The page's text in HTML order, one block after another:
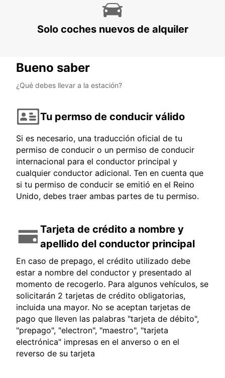
Solo coches nuevos de alquiler
Bueno saber
¿Qué debes llevar a la estación?
Tu permso de conducir válido
Si es necesario, una traducción oficial de tu
permiso de conducir o un permiso de conducir
internacional para el conductor principal y
cualquier conductor adicional. Ten en cuenta que
si tu permiso de conducir se emitió en el Reino
Unido, debes traer ambas partes de tu permiso.
Tarjeta de crédito a nombre y
apellido del conductor principal
En caso de prepago, el crédito utilizado debe
estar a nombre del conductor y presentado al
momento de recogerlo. Para algunos vehículos, se
solicitarán 2 tarjetas de crédito obligatorias,
incluida una mayor. No se aceptan tarjetas de
pago que lleven las palabras "tarjeta de débito",
"prepago", "electron", "maestro", "tarjeta
electrónica" impresas en el anverso o en el
reverso de su tarjeta